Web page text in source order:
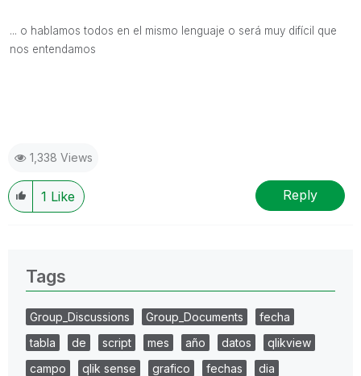
... o hablamos todos en el mismo lenguaje o será muy difícil que
nos entendamos
1,338 Views
1 Like Reply
Tags
Group_Discussions Group_Documents
fecha
tabla
de script mes año datos
qlikview
campo
qlik sense grafico fechas
dia